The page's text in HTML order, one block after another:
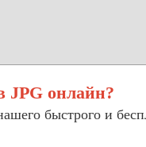
JPG онлайн?
быстрого и